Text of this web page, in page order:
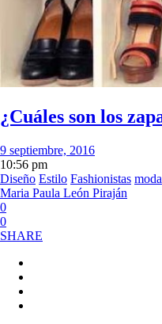
¿Cuáles son los
9 septiembre, 2016
10:56 pm
Diseño Estilo Fashionistas moda
Maria Paula León Piraján
0
0
SHARE